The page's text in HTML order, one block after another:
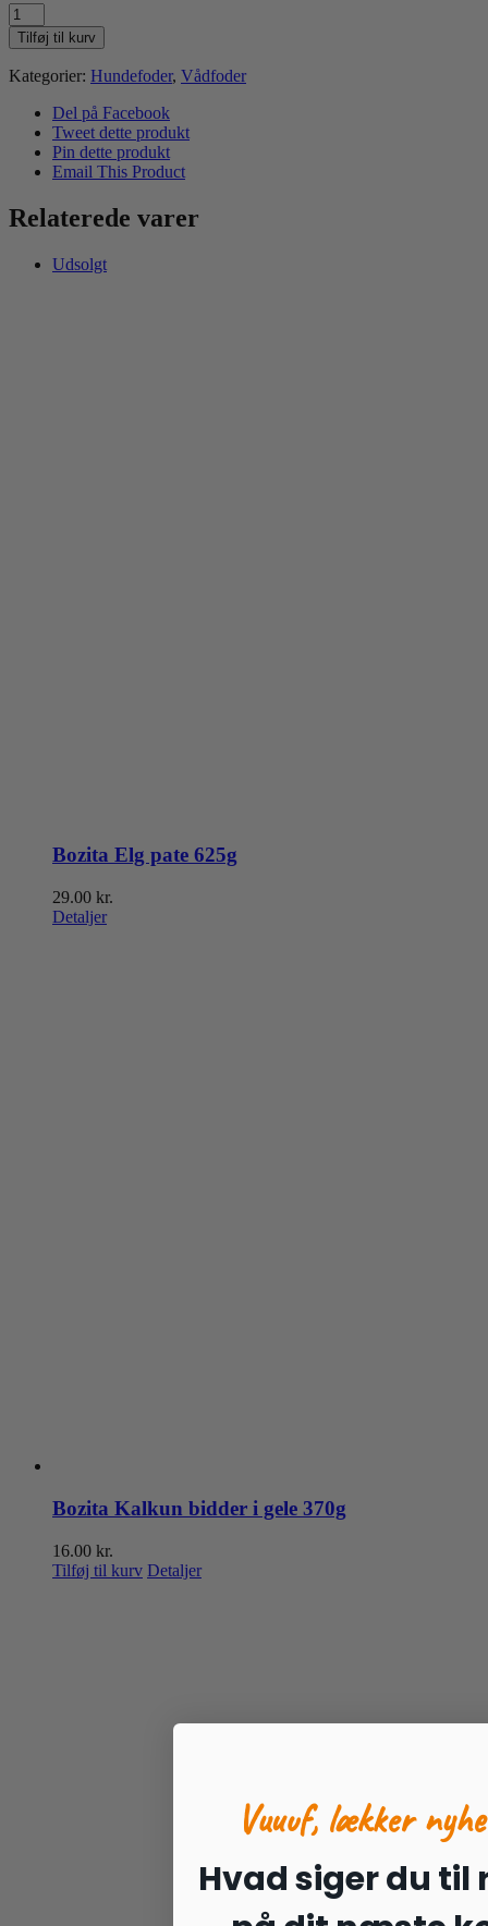
Carnilove
Pouch
Quail
antal
Tilføj til kurv
Kategorier: Hundefoder, Vådfoder
Del på Facebook
Tweet dette produkt
Pin dette produkt
Email This Product
Relaterede varer
Udsolgt
Bozita Elg pate 625g
29.00 kr.
Detaljer
Bozita Kalkun bidder i gele 370g
16.00 kr.
Tilføj til kurv Detaljer
Vuuuf, lækker
Hvad siger du til